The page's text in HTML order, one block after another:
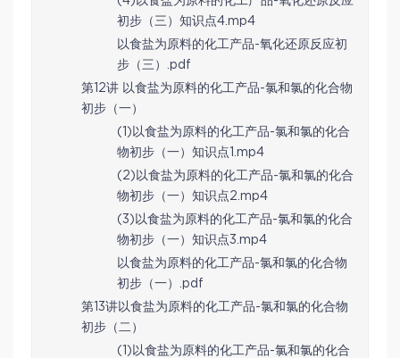
初步（三）知识点4.mp4
以食盐为原料的化工产品-氧化还原反应初
步（三）.pdf
第12讲 以食盐为原料的化工产品-氯和氯的化合物
初步（一）
(1)以食盐为原料的化工产品-氯和氯的化合
物初步（一）知识点1.mp4
(2)以食盐为原料的化工产品-氯和氯的化合
物初步（一）知识点2.mp4
(3)以食盐为原料的化工产品-氯和氯的化合
物初步（一）知识点3.mp4
以食盐为原料的化工产品-氯和氯的化合物
初步（一）.pdf
第13讲以食盐为原料的化工产品-氯和氯的化合物
初步（二）
(1)以食盐为原料的化工产品-氯和氯的化合